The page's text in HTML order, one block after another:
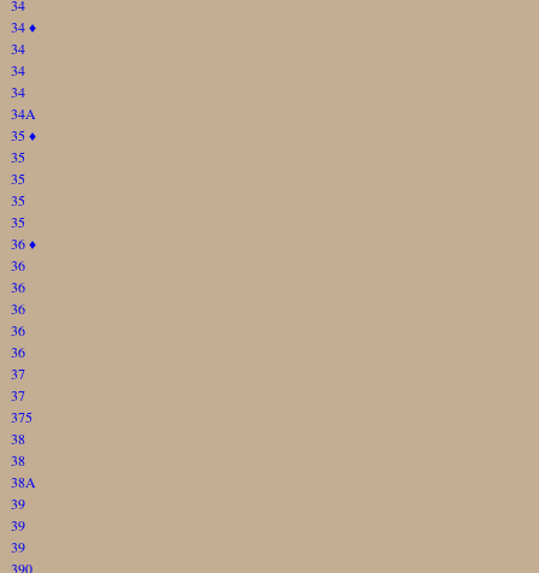
34
34♦
34
34
34
34A
35♦
35
35
35
35
36♦
36
36
36
36
36
37
37
375
38
38
38A
39
39
39
390